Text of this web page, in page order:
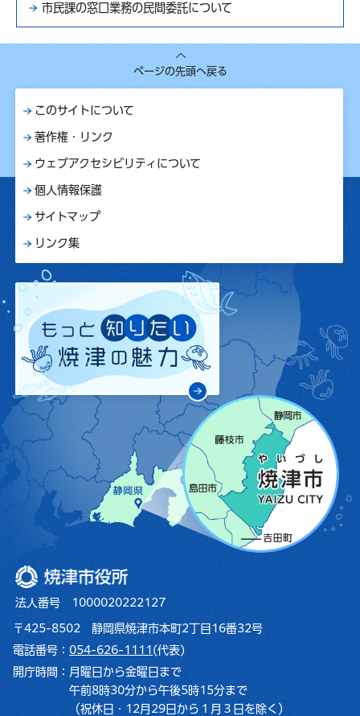
市民課の窓口業務の民間委託について
ページの先頭へ戻る
このサイトについて
著作権・リンク
ウェブアクセシビリティについて
個人情報保護
サイトマップ
リンク集
焼津市役所
法人番号 1000020222127
〒425-8502 静岡県焼津市本町2丁目16番32号
電話番号： 054-626-1111 (代表)
開庁時間： 月曜日から金曜日まで
午前8時30分から午後5時15分まで
（祝休日・12月29日から１月３日を除く）